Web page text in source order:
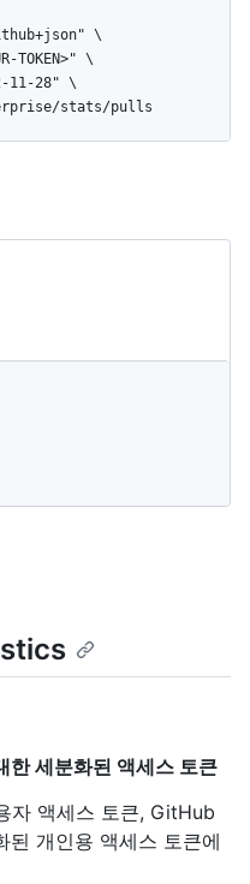
stats/pulls
세분화된 액세스 토큰
자 액세스 토큰, GitHub
된 개인용 액세스 토큰에